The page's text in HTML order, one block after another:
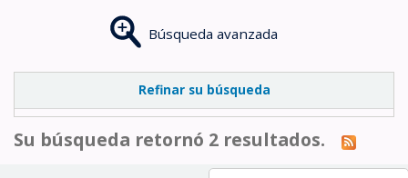
Búsqueda avanzada
Refinar su búsqueda
Su búsqueda retornó 2 resultados.